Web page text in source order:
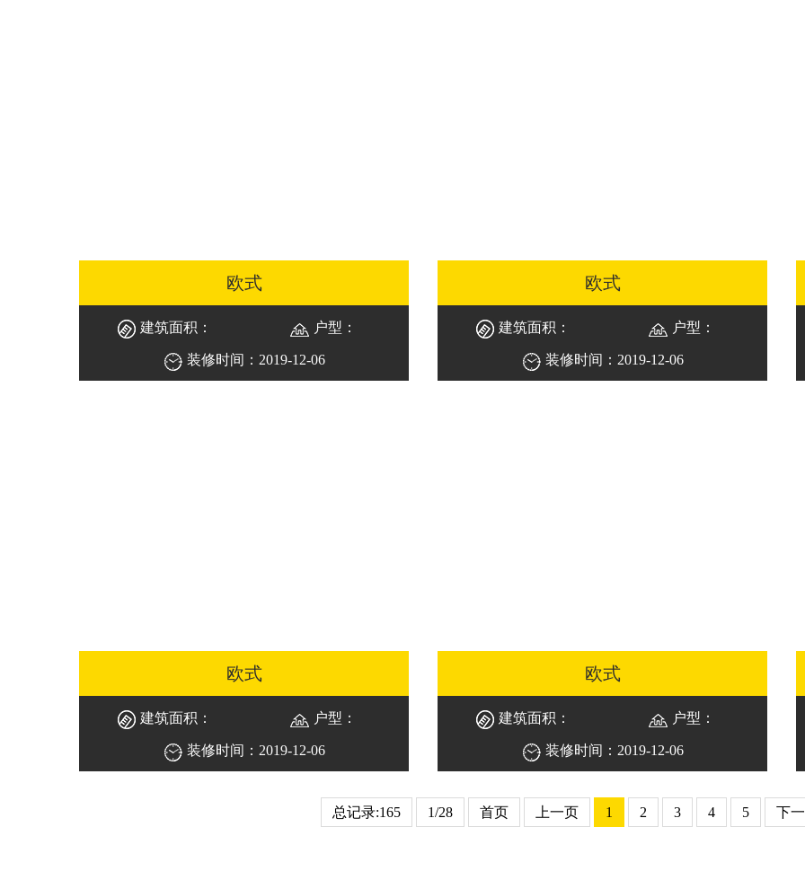
欧式
建筑面积： 户型：
装修时间：2019-12-06
欧式
建筑面积： 户型：
装修时间：2019-12-06
欧式
建筑面积： 户型：
装修时间：2019-12-06
欧式
建筑面积： 户型：
装修时间：2019-12-06
总记录:165 1/28 首页 上一页 1 2 3 4 5 下